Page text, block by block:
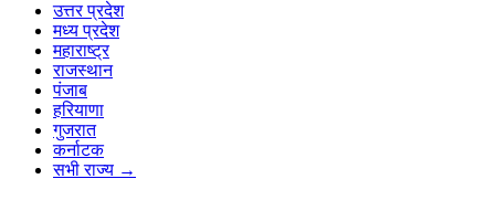
उत्तर प्रदेश
मध्य प्रदेश
महाराष्ट्र
राजस्थान
पंजाब
हरियाणा
गुजरात
कर्नाटक
सभी राज्य →